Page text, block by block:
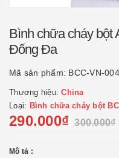
Bình chữa cháy bột
Đống Đa
Mã sản phẩm: BCC-VN-004
Thương hiệu:China
Loại: Bình chữa cháy bột
290.000₫ 300.000₫
Mô tả :